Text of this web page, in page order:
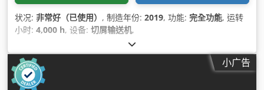
状况: 非常好（已使用） , 制造年份: 2019, 功能: 完全功能, 运转
小时: 4,000 h, 设备: 切屑输送机,
小广告